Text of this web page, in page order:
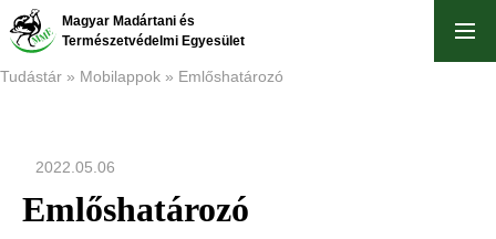
Ugrás
tartalomra
Magyar Madártani és
Természetvédelmi Egyesület
Tudástár Mobilappok Emlőshatározó
2022.05.06
Emlőshatározó